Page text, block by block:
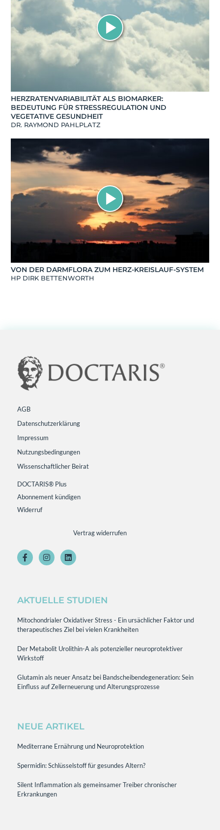
HERZRATENVARIABILITÄT ALS BIOMARKER:
BEDEUTUNG FÜR STRESSREGULATION UND
VEGETATIVE GESUNDHEIT
DR. RAYMOND PAHLPLATZ
VON DER DARMFLORA ZUM HERZ-KREISLAUF-SYSTEM
HP DIRK BETTENWORTH
AGB
Datenschutzerklärung
Impressum
Nutzungsbedingungen
Wissenschaftlicher Beirat
DOCTARIS® Plus
Abonnement kündigen
Widerruf
Vertrag widerrufen
AKTUELLE STUDIEN
Mitochondrialer Oxidativer Stress - Ein ursächlicher Faktor und
therapeutisches Ziel bei vielen Krankheiten
Der Metabolit Urolithin-A als potenzieller neuroprotektiver
Wirkstoff
Glutamin als neuer Ansatz bei Bandscheibendegeneration: Sein
Einfluss auf Zellerneuerung und Alterungsprozesse
NEUE ARTIKEL
Mediterrane Ernährung und Neuroprotektion
Spermidin: Schlüsselstoff für gesundes Altern?
Silent Inflammation als gemeinsamer Treiber chronischer
Erkrankungen